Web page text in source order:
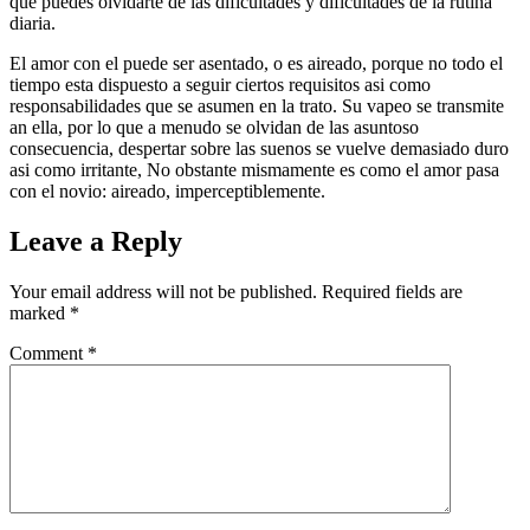
diaria.
El amor con el puede ser asentado, o es aireado, porque no todo el
tiempo esta dispuesto a seguir ciertos requisitos asi­ como
responsabilidades que se asumen en la trato. Su vapeo se transmite
an ella, por lo que a menudo se olvidan de las asuntoso
consecuencia, despertar sobre las suenos se vuelve demasiado duro
asi­ como irritante, No obstante mismamente es como el amor pasa
con el novio: aireado, imperceptiblemente.
Leave a Reply
Your email address will not be published. Required fields are
marked *
Comment *